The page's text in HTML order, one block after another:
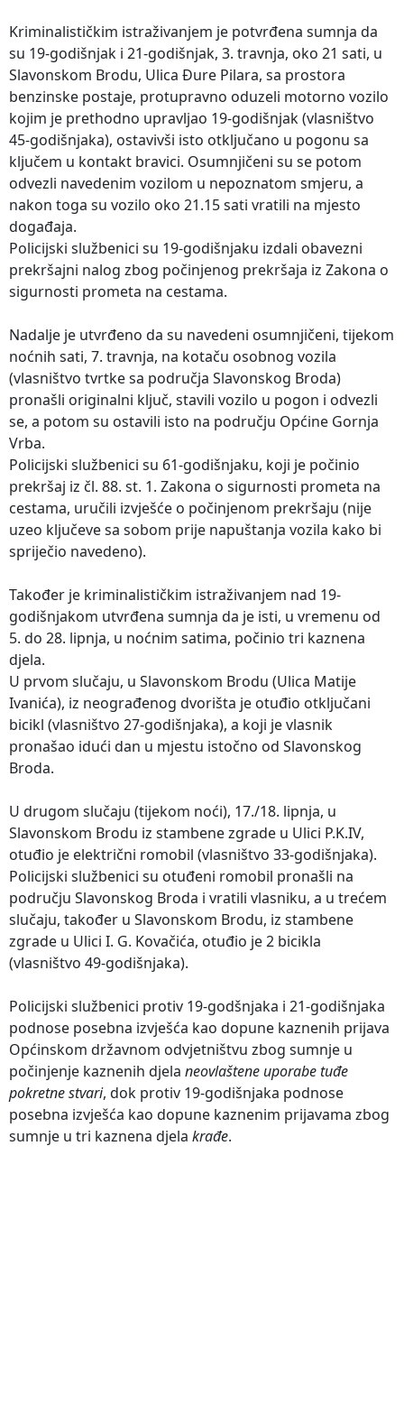
Kriminalističkim istraživanjem je potvrđena sumnja da
su 19-godišnjak i 21-godišnjak, 3. travnja, oko 21 sati, u
Slavonskom Brodu, Ulica Đure Pilara, sa prostora
benzinske postaje, protupravno oduzeli motorno vozilo
kojim je prethodno upravljao 19-godišnjak (vlasništvo
45-godišnjaka), ostavivši isto otključano u pogonu sa
ključem u kontakt bravici. Osumnjičeni su se potom
odvezli navedenim vozilom u nepoznatom smjeru, a
nakon toga su vozilo oko 21.15 sati vratili na mjesto
događaja.
Policijski službenici su 19-godišnjaku izdali obavezni
prekršajni nalog zbog počinjenog prekršaja iz Zakona o
sigurnosti prometa na cestama.
Nadalje je utvrđeno da su navedeni osumnjičeni, tijekom
noćnih sati, 7. travnja, na kotaču osobnog vozila
(vlasništvo tvrtke sa područja Slavonskog Broda)
pronašli originalni ključ, stavili vozilo u pogon i odvezli
se, a potom su ostavili isto na području Općine Gornja
Vrba.
Policijski službenici su 61-godišnjaku, koji je počinio
prekršaj iz čl. 88. st. 1. Zakona o sigurnosti prometa na
cestama, uručili izvješće o počinjenom prekršaju (nije
uzeo ključeve sa sobom prije napuštanja vozila kako bi
spriječio navedeno).
Također je kriminalističkim istraživanjem nad 19-
godišnjakom utvrđena sumnja da je isti, u vremenu od
5. do 28. lipnja, u noćnim satima, počinio tri kaznena
djela.
U prvom slučaju, u Slavonskom Brodu (Ulica Matije
Ivanića), iz neograđenog dvorišta je otuđio otključani
bicikl (vlasništvo 27-godišnjaka), a koji je vlasnik
pronašao idući dan u mjestu istočno od Slavonskog
Broda.
U drugom slučaju (tijekom noći), 17./18. lipnja, u
Slavonskom Brodu iz stambene zgrade u Ulici P.K.IV,
otuđio je električni romobil (vlasništvo 33-godišnjaka).
Policijski službenici su otuđeni romobil pronašli na
području Slavonskog Broda i vratili vlasniku, a u trećem
slučaju, također u Slavonskom Brodu, iz stambene
zgrade u Ulici I. G. Kovačića, otuđio je 2 bicikla
(vlasništvo 49-godišnjaka).
Policijski službenici protiv 19-godšnjaka i 21-godišnjaka
podnose posebna izvješća kao dopune kaznenih prijava
Općinskom državnom odvjetništvu zbog sumnje u
počinjenje kaznenih djela neovlaštene uporabe tuđe
pokretne stvari, dok protiv 19-godišnjaka podnose
posebna izvješća kao dopune kaznenim prijavama zbog
sumnje u tri kaznena djela krađe.